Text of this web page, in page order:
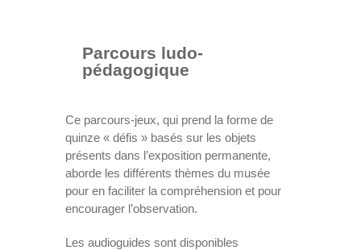
Parcours ludo-
pédagogique
Ce parcours-jeux, qui prend la forme de
quinze « défis » basés sur les objets
présents dans l’exposition permanente,
aborde les différents thèmes du musée
pour en faciliter la compréhension et pour
encourager l’observation.
Les audioguides sont disponibles